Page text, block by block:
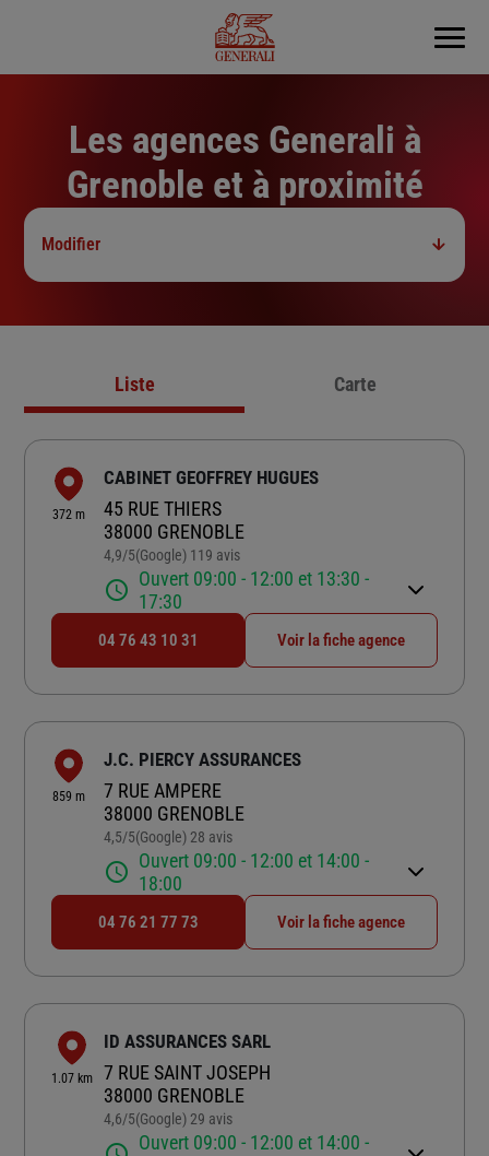
Menu
Les agences Generali à
Grenoble et à proximité
Modifier
Liste Carte
372 m
CABINET GEOFFREY HUGUES
45 RUE THIERS
38000 GRENOBLE
4,9/5Note de 4.9 sur 5
(Google) 119 avis
Ouvert 09:00 - 12:00 et 13:30 -
17:30
04 76 43 10 31 Voir la fiche agence
859 m
J.C. PIERCY ASSURANCES
7 RUE AMPERE
38000 GRENOBLE
4,5/5Note de 4.5 sur 5
(Google) 28 avis
Ouvert 09:00 - 12:00 et 14:00 -
18:00
04 76 21 77 73 Voir la fiche agence
1.07 km
ID ASSURANCES SARL
7 RUE SAINT JOSEPH
38000 GRENOBLE
4,6/5Note de 4.6 sur 5
(Google) 29 avis
Ouvert 09:00 - 12:00 et 14:00 -